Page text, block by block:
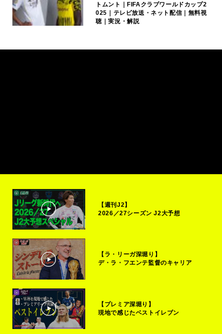
トムント｜FIFAクラブワールドカップ2
025｜テレビ放送・ネット配信｜無料視
聴｜実況・解説
【週刊J2】
2026／27シーズン J2大予想
【ラ・リーガ深堀り】
デ・ラ・フエンテ監督のキャリア
【プレミア深堀り】
現地で感じたベストイレブン